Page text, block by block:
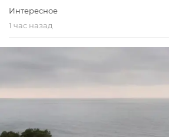
Интересное
1 час назад